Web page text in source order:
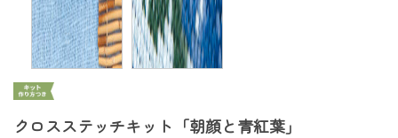
クロスステッチキット「朝顔と青紅葉」